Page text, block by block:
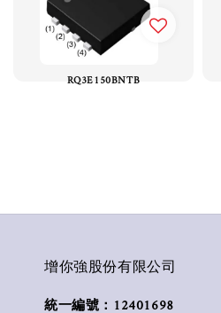
RQ3E150BNTB
增你強股份有限公司
統一編號：12401698